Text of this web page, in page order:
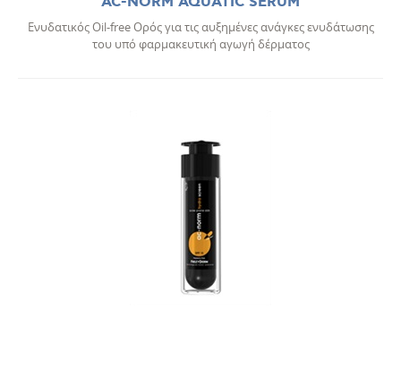
Ενυδατικός Οil-free Ορός για τις αυξημένες ανάγκες ενυδάτωσης
του υπό φαρμακευτική αγωγή δέρματος